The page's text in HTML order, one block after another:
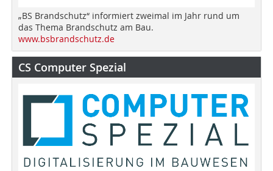
„BS Brandschutz“ informiert zweimal im Jahr rund um
das Thema Brandschutz am Bau.
www.bsbrandschutz.de
CS Computer Spezial